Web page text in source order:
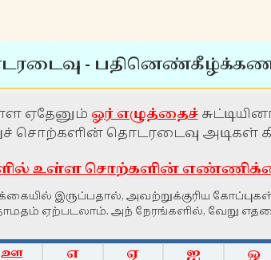
-
ஏதேனும்ஓர் எழுத்தைச்
சொற்களின் தொடரடைவு அடிகள்
உள்ள சொற்களின்
இருப்பதால், அவற்றுக்குரிய
ஏற்படலாம். அந் நேரங்களில், வேறு
ஊ எ ஏ ஐ ஒ